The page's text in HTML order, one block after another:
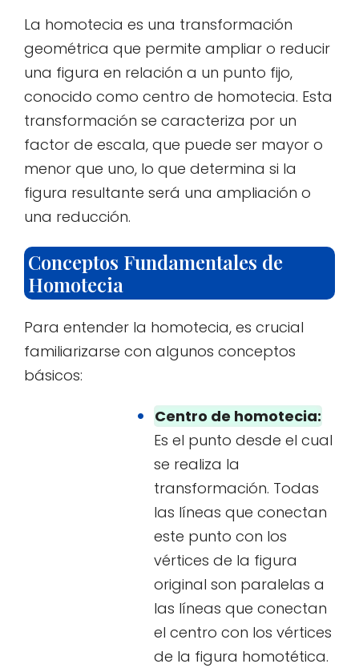
La homotecia es una transformación
geométrica que permite ampliar o reducir
una figura en relación a un punto fijo,
conocido como centro de homotecia. Esta
transformación se caracteriza por un
factor de escala, que puede ser mayor o
menor que uno, lo que determina si la
figura resultante será una ampliación o
una reducción.
Conceptos Fundamentales de
Homotecia
Para entender la homotecia, es crucial
familiarizarse con algunos conceptos
básicos:
Centro de homotecia:
Es el punto desde el cual
se realiza la
transformación. Todas
las líneas que conectan
este punto con los
vértices de la figura
original son paralelas a
las líneas que conectan
el centro con los vértices
de la figura homotética.